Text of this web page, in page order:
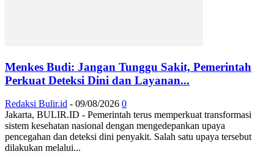
Menkes Budi: Jangan Tunggu Sakit, Pemerintah
Perkuat Deteksi Dini dan Layanan...
Redaksi Bulir.id - 09/08/2026 0
Jakarta, BULIR.ID - Pemerintah terus memperkuat transformasi
sistem kesehatan nasional dengan mengedepankan upaya
pencegahan dan deteksi dini penyakit. Salah satu upaya tersebut
dilakukan melalui...